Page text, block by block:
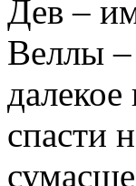
Дев –
Веллы –
спасти